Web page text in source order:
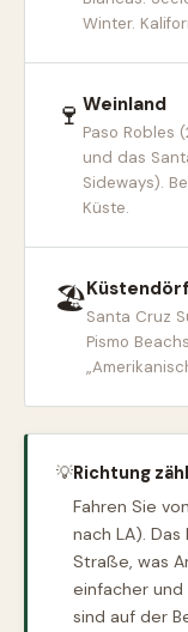
Winter.
🍷 Weinland
Paso Robles
und das
Sideways).
Küste.
🏖Santa Cruz
Pismo
💡Richtung
Fahren Sie
nach LA).
Straße, was
einfacher und
sind auf der